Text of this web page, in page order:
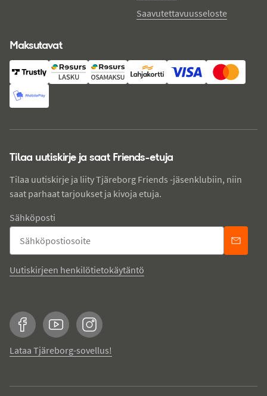
Saavutettavuusseloste
Maksutavat
Tilaa uutiskirje ja saat Friends-etuja
Tilaa uutiskirje ja liity Tjäreborg Friends -jäsenklubiin, niin
saat parhaat tarjoukset ja kivoja etuja.
Sähköposti
Uutiskirjeen henkilötietokäytäntö
FacebookYouTubeInstagram
Lataa Tjäreborg-sovellus!